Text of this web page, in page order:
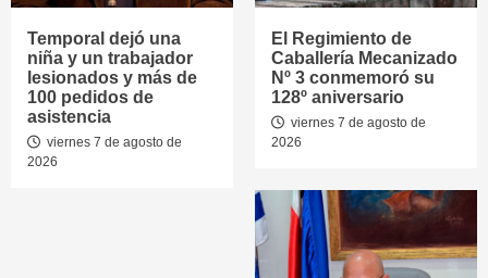
Temporal dejó una
niña y un trabajador
lesionados y más de
100 pedidos de
asistencia
viernes 7 de agosto de
2026
El Regimiento de
Caballería Mecanizado
Nº 3 conmemoró su
128º aniversario
viernes 7 de agosto de
2026